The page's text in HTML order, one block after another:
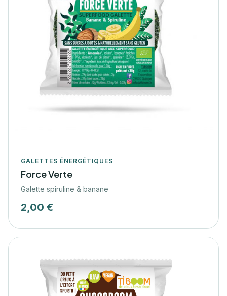
GALETTES ÉNERGÉTIQUES
Force Verte
Galette spiruline & banane
2,00 €